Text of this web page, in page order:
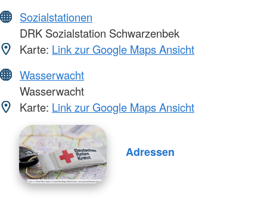
Sozialstationen
DRK Sozialstation Schwarzenbek
Karte: Link zur Google Maps Ansicht
Wasserwacht
Wasserwacht
Karte: Link zur Google Maps Ansicht
Adressen